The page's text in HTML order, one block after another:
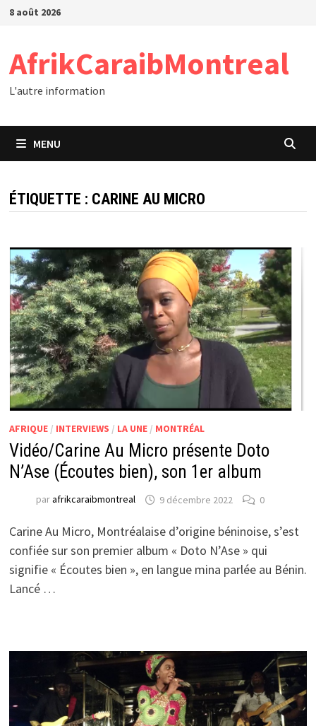
Passer
8 août 2026
AfrikCaraibMontreal
L'autre information
MENU
ÉTIQUETTE : CARINE AU MICRO
AFRIQUE/ INTERVIEWS / LA UNE/ MONTRÉAL
Vidéo/Carine Au Micro présente Doto
N’Ase (Écoutes bien), son 1er album
parafrikcaraibmontreal 9 décembre 2022 0
Carine Au Micro, Montréalaise d’origine béninoise, s’est
confiée sur son premier album « Doto N’Ase » qui
signifie « Écoutes bien », en langue mina parlée au Bénin.
Lancé …